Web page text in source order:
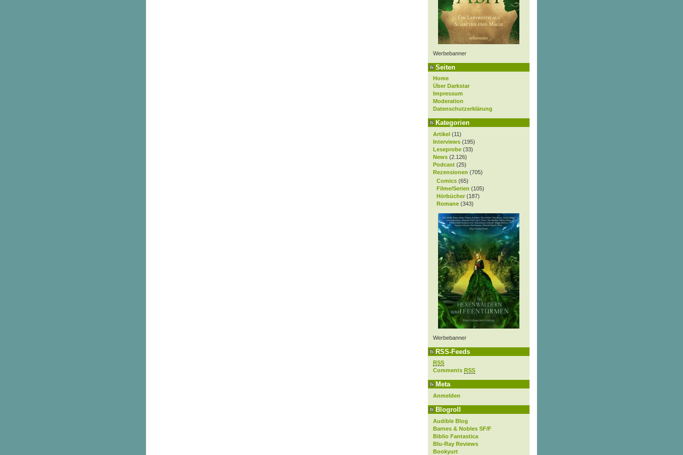
Werbebanner
Seiten
Home
Über Darkstar
Impressum
Moderation
Datenschutzerklärung
Kategorien
Artikel (11)
Interviews (195)
Leseprobe (33)
News (2.126)
Podcast (25)
Rezensionen (705)
Comics (65)
Filme/Serien (105)
Hörbücher (187)
Romane (343)
Werbebanner
RSS-Feeds
RSS
Comments RSS
Meta
Anmelden
Blogroll
Audible Blog
Barnes & Nobles SF/F
Biblio Fantastica
Blu-Ray Reviews
Bookyurt